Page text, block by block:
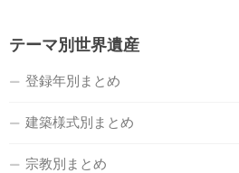
テーマ別世界遺産
登録年別まとめ
建築様式別まとめ
宗教別まとめ